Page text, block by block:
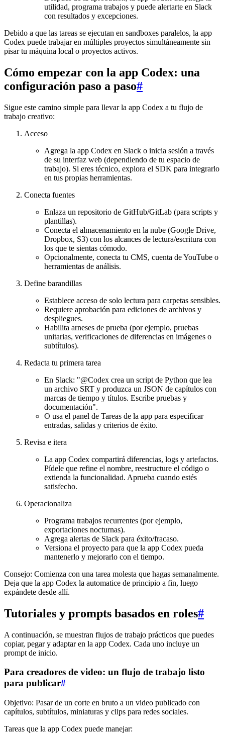
utilidad, programa trabajos y puede alertarte en Slack
con resultados y excepciones.
Debido a que las tareas se ejecutan en sandboxes paralelos, la app
Codex puede trabajar en múltiples proyectos simultáneamente sin
pisar tu máquina local o proyectos activos.
Cómo empezar con la app Codex: una
configuración paso a paso#
Sigue este camino simple para llevar la app Codex a tu flujo de
trabajo creativo:
Acceso
Agrega la app Codex en Slack o inicia sesión a través
de su interfaz web (dependiendo de tu espacio de
trabajo). Si eres técnico, explora el SDK para integrarlo
en tus propias herramientas.
Conecta fuentes
Enlaza un repositorio de GitHub/GitLab (para scripts y
plantillas).
Conecta el almacenamiento en la nube (Google Drive,
Dropbox, S3) con los alcances de lectura/escritura con
los que te sientas cómodo.
Opcionalmente, conecta tu CMS, cuenta de YouTube o
herramientas de análisis.
Define barandillas
Establece acceso de solo lectura para carpetas sensibles.
Requiere aprobación para ediciones de archivos y
despliegues.
Habilita arneses de prueba (por ejemplo, pruebas
unitarias, verificaciones de diferencias en imágenes o
subtítulos).
Redacta tu primera tarea
En Slack: "@Codex crea un script de Python que lea
un archivo SRT y produzca un JSON de capítulos con
marcas de tiempo y títulos. Escribe pruebas y
documentación".
O usa el panel de Tareas de la app para especificar
entradas, salidas y criterios de éxito.
Revisa e itera
La app Codex compartirá diferencias, logs y artefactos.
Pídele que refine el nombre, reestructure el código o
extienda la funcionalidad. Aprueba cuando estés
satisfecho.
Operacionaliza
Programa trabajos recurrentes (por ejemplo,
exportaciones nocturnas).
Agrega alertas de Slack para éxito/fracaso.
Versiona el proyecto para que la app Codex pueda
mantenerlo y mejorarlo con el tiempo.
Consejo: Comienza con una tarea molesta que hagas semanalmente.
Deja que la app Codex la automatice de principio a fin, luego
expándete desde allí.
Tutoriales y prompts basados en roles#
A continuación, se muestran flujos de trabajo prácticos que puedes
copiar, pegar y adaptar en la app Codex. Cada uno incluye un
prompt de inicio.
Para creadores de video: un flujo de trabajo listo
para publicar#
Objetivo: Pasar de un corte en bruto a un video publicado con
capítulos, subtítulos, miniaturas y clips para redes sociales.
Tareas que la app Codex puede manejar: